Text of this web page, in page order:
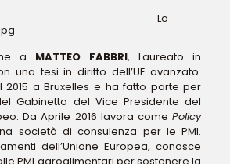
Lo
a MATTEO FABBRI, Laureato in
una tesi in diritto dell’UE avanzato.
2015 a Bruxelles e ha fatto parte per
Gabinetto del Vice Presidente del
Da Aprile 2016 lavora comePolicy
società di consulenza per le PMI.
dell’Unione Europea, conosce